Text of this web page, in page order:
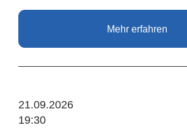
Mehr erfahren
21.09.2026
19:30